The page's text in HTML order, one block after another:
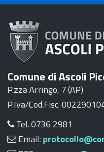
Comune di Ascoli
P.zza Arringo, 7 (AP)
P.Iva/Cod.Fisc.
Tel. 0736 2981
Email: